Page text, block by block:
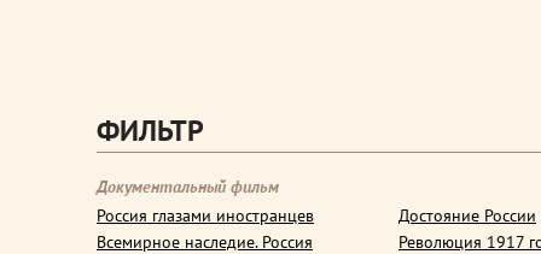
ФИЛЬТР
Документальный фильм
Россия глазами иностранцев
Всемирное наследие. Россия
Достояние России
Революция 1917